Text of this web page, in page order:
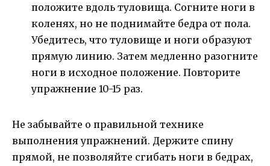
положите вдоль туловища. Согните ноги в
коленях, но не поднимайте бедра от пола.
Убедитесь, что туловище и ноги образуют
прямую линию. Затем медленно разогните
ноги в исходное положение. Повторите
упражнение 10-15 раз.
Не забывайте о правильной технике
выполнения упражнений. Держите спину
прямой, не позволяйте сгибать ноги в бедрах,